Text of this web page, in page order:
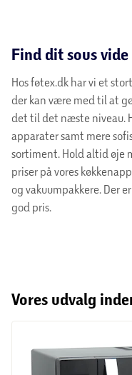
Find dit sous
Hos føtex.dk har vi et
der kan være med til at
det til det næste niveau.
apparater samt mere
sortiment. Hold altid øje
priser på vores
og vakuumpakkere. Der
god pris.
Vores udvalg